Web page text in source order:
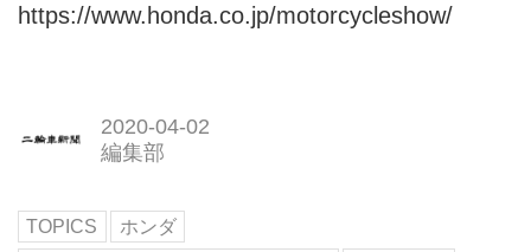
https://www.honda.co.jp/motorcycleshow/
2020-04-02
編集部
TOPICS
ホンダ